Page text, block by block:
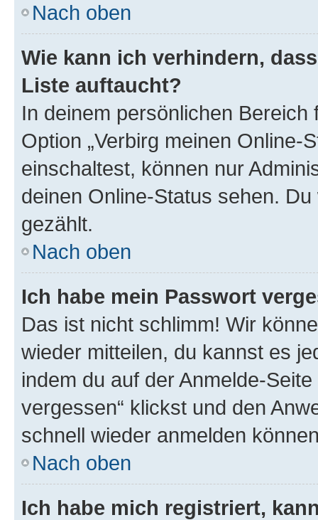
Nach oben
Wie kann ich verhindern,
Liste auftaucht?
In deinem persönlichen
Option „Verbirg meinen Online-
einschaltest, können nur
deinen Online-Status sehen.
gezählt.
Nach oben
Ich habe mein Passwort
Das ist nicht schlimm! Wir
wieder mitteilen, du kannst es
indem du auf der Anmelde-
vergessen“ klickst und den
schnell wieder anmelden
Nach oben
Ich habe mich registriert,